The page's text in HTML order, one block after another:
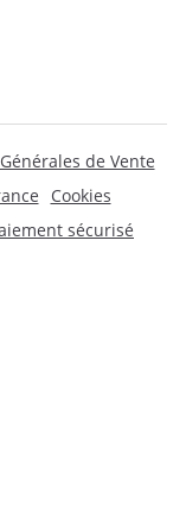
de Vente
Cookies
sécurisé